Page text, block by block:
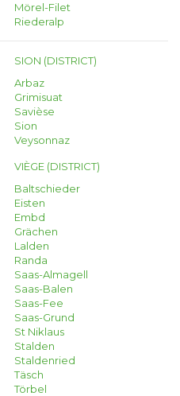
Mörel-Filet
Riederalp
SION (DISTRICT)
Arbaz
Grimisuat
Savièse
Sion
Veysonnaz
VIÈGE (DISTRICT)
Baltschieder
Eisten
Embd
Grächen
Lalden
Randa
Saas-Almagell
Saas-Balen
Saas-Fee
Saas-Grund
St Niklaus
Stalden
Staldenried
Täsch
Törbel